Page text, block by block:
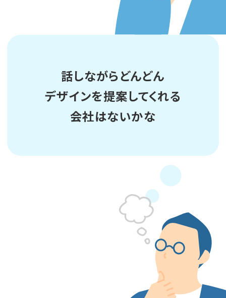
話しながらどんどん
デザインを提案してくれる
会社はないかな